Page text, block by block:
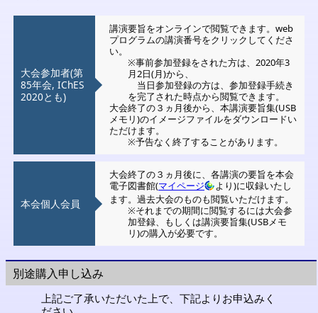
大会参加者(第
85年会, IChES
2020とも)
講演要旨をオンラインで閲覧できます。web
プログラムの講演番号をクリックしてくださ
い。
※事前参加登録をされた方は、2020年3
月2日(月)から、
当日参加登録の方は、参加登録手続き
を完了された時点から閲覧できます。
大会終了の３ヵ月後から、本講演要旨集(USB
メモリ)のイメージファイルをダウンロードい
ただけます。
※予告なく終了することがあります。
本会個人会員
大会終了の３ヵ月後に、各講演の要旨を本会
電子図書館(マイページ
より)に収録いたし
ます。過去大会のものも閲覧いただけます。
※それまでの期間に閲覧するには大会参
加登録、もしくは講演要旨集(USBメモ
リ)の購入が必要です。
別途購入申し込み
上記ご了承いただいた上で、下記よりお申込みく